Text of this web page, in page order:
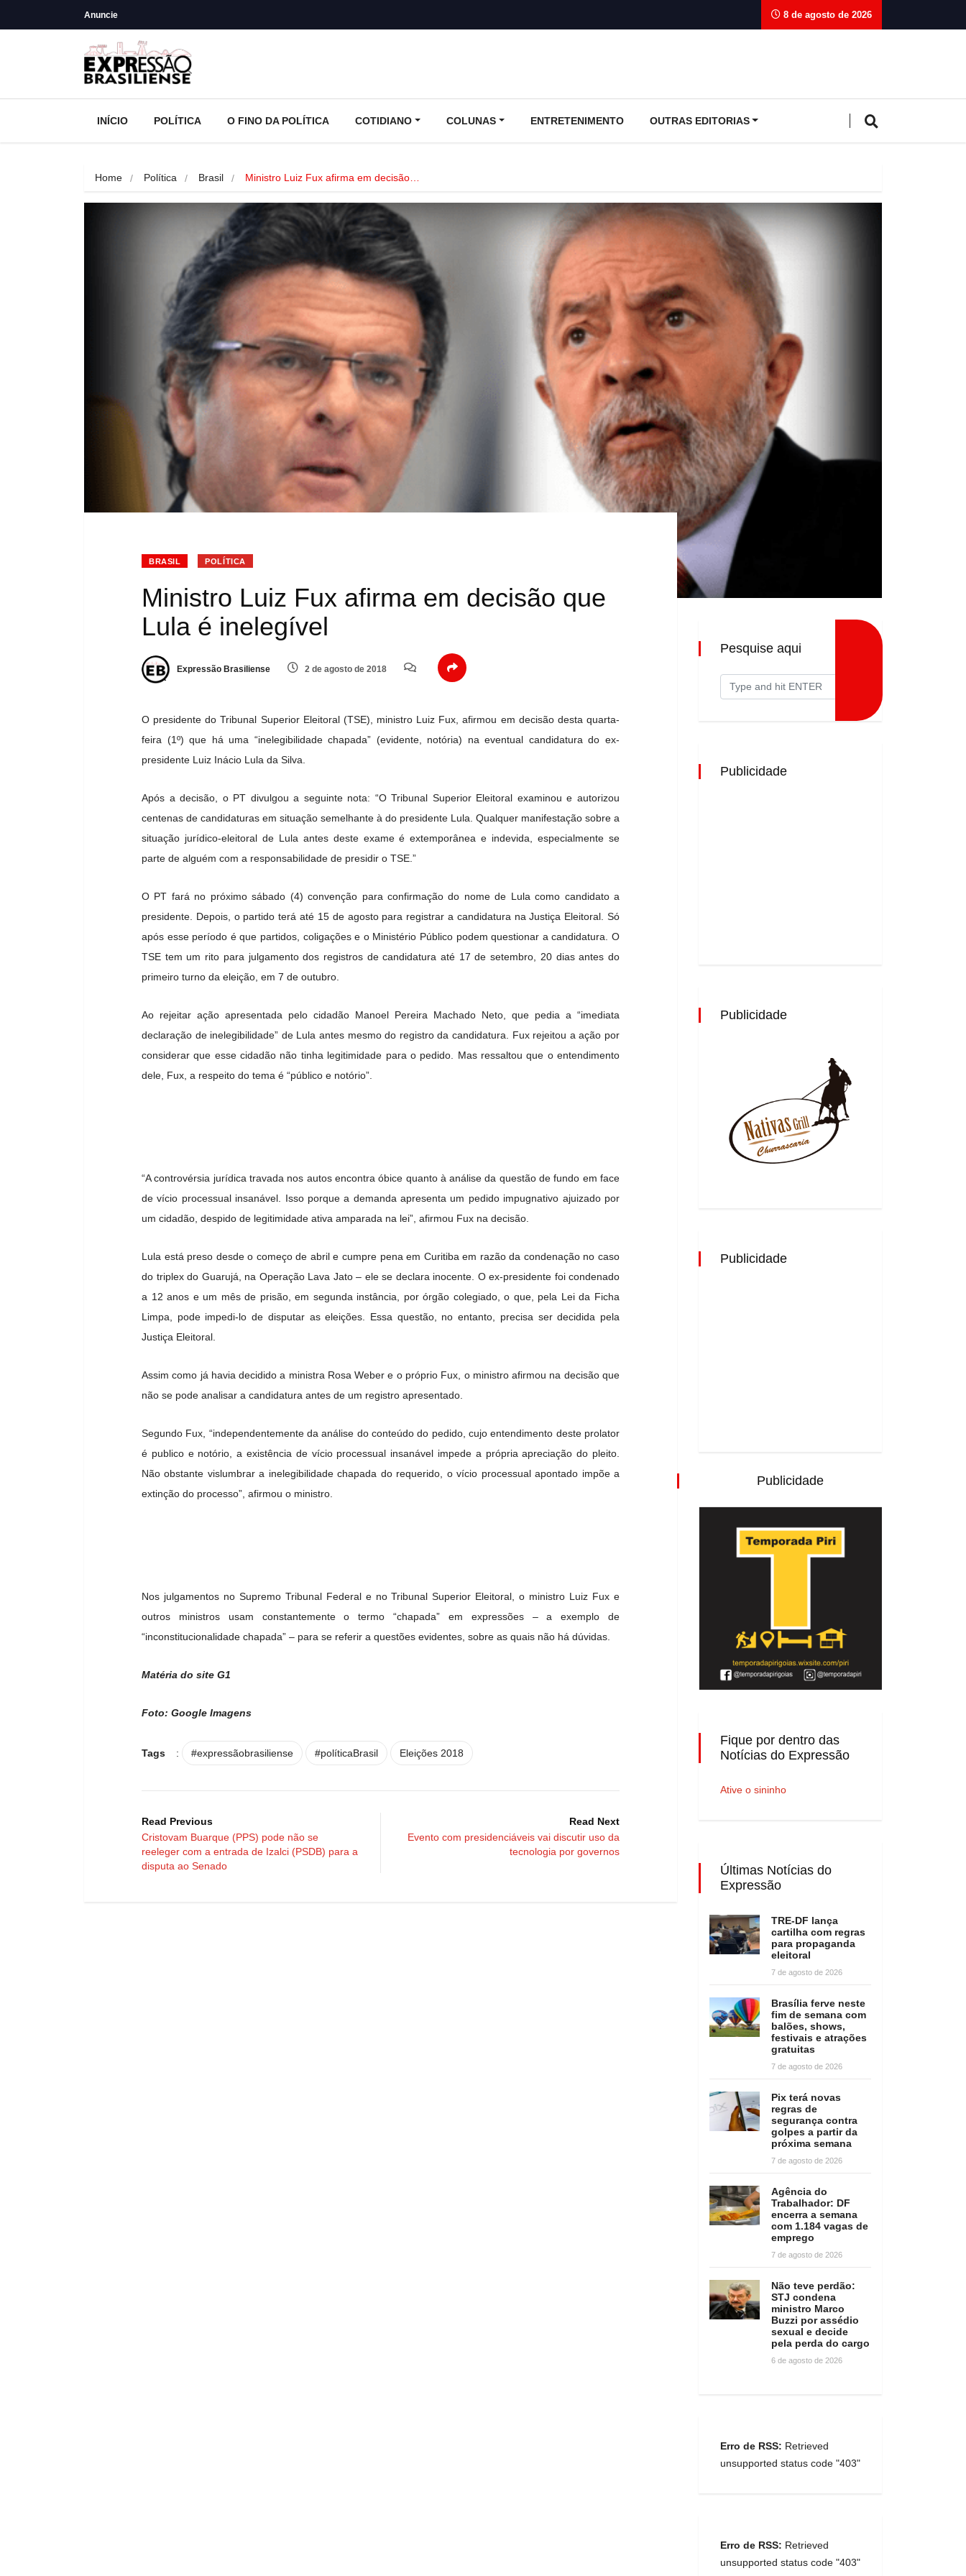
Anuncie 8 de agosto de 2026
INÍCIO POLÍTICA O FINO DA POLÍTICA COTIDIANO COLUNAS ENTRETENIMENTO OUTRAS EDITORIAS
Home Política Brasil Ministro Luiz Fux afirma em decisão…
BRASIL POLÍTICA
Ministro Luiz Fux afirma em decisão que
Lula é inelegível
Expressão Brasiliense 2 de agosto de 2018
O presidente do Tribunal Superior Eleitoral (TSE), ministro Luiz Fux, afirmou em decisão desta quarta-
feira (1º) que há uma “inelegibilidade chapada” (evidente, notória) na eventual candidatura do ex-
presidente Luiz Inácio Lula da Silva.
Após a decisão, o PT divulgou a seguinte nota: “O Tribunal Superior Eleitoral examinou e autorizou
centenas de candidaturas em situação semelhante à do presidente Lula. Qualquer manifestação sobre a
situação jurídico-eleitoral de Lula antes deste exame é extemporânea e indevida, especialmente se
parte de alguém com a responsabilidade de presidir o TSE.”
O PT fará no próximo sábado (4) convenção para confirmação do nome de Lula como candidato a
presidente. Depois, o partido terá até 15 de agosto para registrar a candidatura na Justiça Eleitoral. Só
após esse período é que partidos, coligações e o Ministério Público podem questionar a candidatura. O
TSE tem um rito para julgamento dos registros de candidatura até 17 de setembro, 20 dias antes do
primeiro turno da eleição, em 7 de outubro.
Ao rejeitar ação apresentada pelo cidadão Manoel Pereira Machado Neto, que pedia a “imediata
declaração de inelegibilidade” de Lula antes mesmo do registro da candidatura. Fux rejeitou a ação por
considerar que esse cidadão não tinha legitimidade para o pedido. Mas ressaltou que o entendimento
dele, Fux, a respeito do tema é “público e notório”.
“A controvérsia jurídica travada nos autos encontra óbice quanto à análise da questão de fundo em face
de vício processual insanável. Isso porque a demanda apresenta um pedido impugnativo ajuizado por
um cidadão, despido de legitimidade ativa amparada na lei”, afirmou Fux na decisão.
Lula está preso desde o começo de abril e cumpre pena em Curitiba em razão da condenação no caso
do triplex do Guarujá, na Operação Lava Jato – ele se declara inocente. O ex-presidente foi condenado
a 12 anos e um mês de prisão, em segunda instância, por órgão colegiado, o que, pela Lei da Ficha
Limpa, pode impedi-lo de disputar as eleições. Essa questão, no entanto, precisa ser decidida pela
Justiça Eleitoral.
Assim como já havia decidido a ministra Rosa Weber e o próprio Fux, o ministro afirmou na decisão que
não se pode analisar a candidatura antes de um registro apresentado.
Segundo Fux, “independentemente da análise do conteúdo do pedido, cujo entendimento deste prolator
é publico e notório, a existência de vício processual insanável impede a própria apreciação do pleito.
Não obstante vislumbrar a inelegibilidade chapada do requerido, o vício processual apontado impõe a
extinção do processo”, afirmou o ministro.
Nos julgamentos no Supremo Tribunal Federal e no Tribunal Superior Eleitoral, o ministro Luiz Fux e
outros ministros usam constantemente o termo “chapada” em expressões – a exemplo de
“inconstitucionalidade chapada” – para se referir a questões evidentes, sobre as quais não há dúvidas.
Matéria do site G1
Foto: Google Imagens
Tags : #expressãobrasiliense #políticaBrasil Eleições 2018
Read Previous
Cristovam Buarque (PPS) pode não se
reeleger com a entrada de Izalci (PSDB) para a
disputa ao Senado
Read Next
Evento com presidenciáveis vai discutir uso da
tecnologia por governos
Pesquise aqui
Publicidade
Publicidade
Publicidade
Publicidade
Fique por dentro das
Notícias do Expressão
Ative o sininho
Últimas Notícias do
Expressão
TRE-DF lança
cartilha com regras
para propaganda
eleitoral
7 de agosto de 2026
Brasília ferve neste
fim de semana com
balões, shows,
festivais e atrações
gratuitas
7 de agosto de 2026
Pix terá novas
regras de
segurança contra
golpes a partir da
próxima semana
7 de agosto de 2026
Agência do
Trabalhador: DF
encerra a semana
com 1.184 vagas de
emprego
7 de agosto de 2026
Não teve perdão:
STJ condena
ministro Marco
Buzzi por assédio
sexual e decide
pela perda do cargo
6 de agosto de 2026
Erro de RSS: Retrieved
unsupported status code "403"
Erro de RSS: Retrieved
unsupported status code "403"